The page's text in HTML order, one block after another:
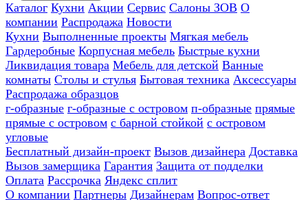
Каталог Кухни Акции Сервис Салоны ЗОВ О
компании Распродажа Новости
Кухни Выполненные проекты Мягкая мебель
Гардеробные Корпусная мебель Быстрые кухни
Ликвидация товара Мебель для детской Ванные
комнаты Столы и стулья Бытовая техника Аксессуары
Распродажа образцов
г-образные г-образные с островом п-образные прямые
прямые с островом с барной стойкой с островом
угловые
Бесплатный дизайн-проект Вызов дизайнера Доставка
Вызов замерщика Гарантия Защита от подделки
Оплата Рассрочка Яндекс сплит
О компании Партнеры Дизайнерам Вопрос-ответ